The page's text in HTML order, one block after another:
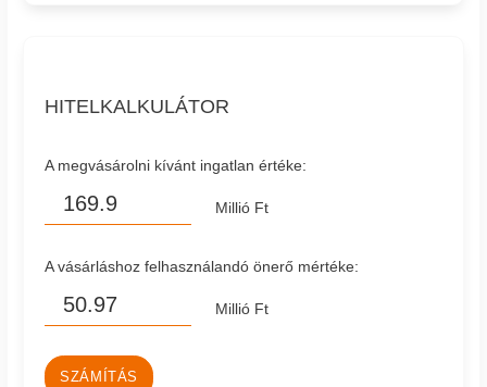
HITELKALKULÁTOR
A megvásárolni kívánt ingatlan értéke:
Millió Ft
A vásárláshoz felhasználandó önerő mértéke:
Millió Ft
SZÁMÍTÁS